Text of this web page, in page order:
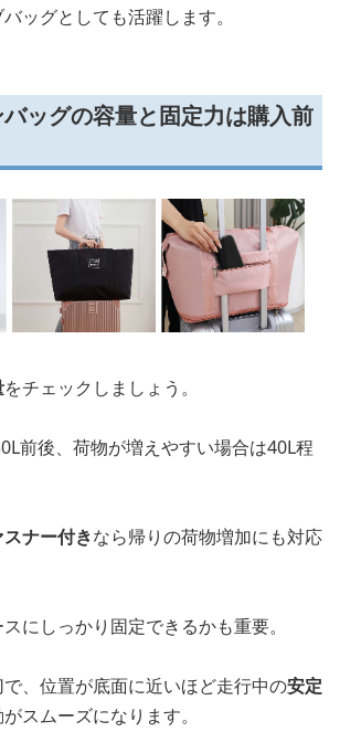
ッグとしても活躍します。
ッグの容量と固定力は購入前
をチェックしましょう。
前後、荷物が増えやすい場合は40L程
ナー付きなら帰りの荷物増加にも対応
にしっかり固定できるかも重要。
、位置が底面に近いほど走行中の安定
スムーズになります。